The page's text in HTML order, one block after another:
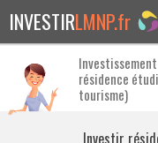
INVESTIRLMNP.fr
ACCUEILrésidence
tourisme)
Investir